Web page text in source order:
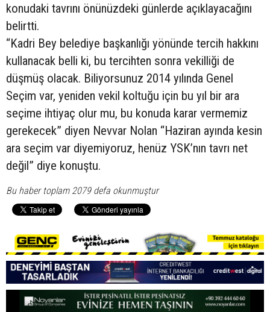
konudaki tavrını önünüzdeki günlerde açıklayacağını
belirtti.
“Kadri Bey belediye başkanlığı yönünde tercih hakkını
kullanacak belli ki, bu tercihten sonra vekilliği de
düşmüş olacak. Biliyorsunuz 2014 yılında Genel
Seçim var, yeniden vekil koltuğu için bu yıl bir ara
seçime ihtiyaç olur mu, bu konuda karar vermemiz
gerekecek” diyen Nevvar Nolan “Haziran ayında kesin
ara seçim var diyemiyoruz, henüz YSK’nın tavrı net
değil” diye konuştu.
Bu haber toplam 2079 defa okunmuştur